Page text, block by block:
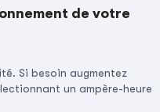
de votre
Si besoin augmentez
un ampère-heure